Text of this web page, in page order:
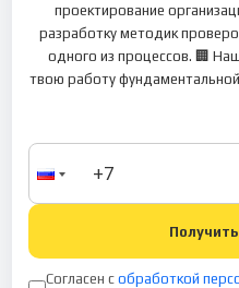
проектирование
разработку методик
одного из процессов. 🏢
твою работу
Согласен с обработкой